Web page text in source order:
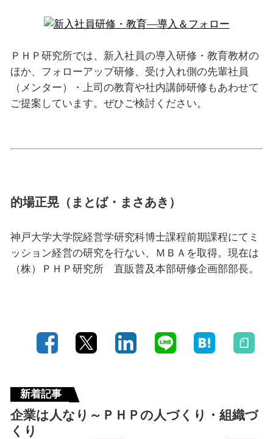
ＰＨＰ研究所では、新入社員の導入研修・教育教材の
ほか、フォローアップ研修、受け入れ側の先輩社員
（メンター）・上司の教育や社内講師研修もあわせて
ご提案しています。ぜひご検討ください。
的場正晃（まとば・まさあき）
神戸大学大学院経営学研究科博士課程前期課程にてミ
ッション経営の研究を行ない、ＭＢＡを取得。現在は
（株）ＰＨＰ研究所 直販普及本部研修企画部部長。
新着記事
企業は人なり～ＰＨＰの人づくり・組織づ
くり